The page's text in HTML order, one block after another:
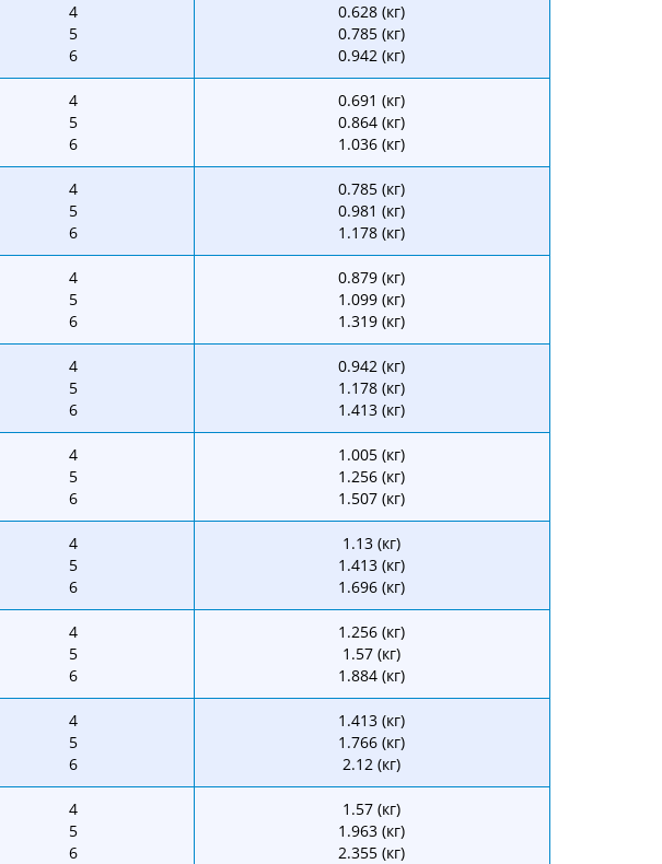
4
5
6
0.628 (кг)
0.785 (кг)
0.942 (кг)
4
5
6
0.691 (кг)
0.864 (кг)
1.036 (кг)
4
5
6
0.785 (кг)
0.981 (кг)
1.178 (кг)
4
5
6
0.879 (кг)
1.099 (кг)
1.319 (кг)
4
5
6
0.942 (кг)
1.178 (кг)
1.413 (кг)
4
5
6
1.005 (кг)
1.256 (кг)
1.507 (кг)
4
5
6
1.13 (кг)
1.413 (кг)
1.696 (кг)
4
5
6
1.256 (кг)
1.57 (кг)
1.884 (кг)
4
5
6
1.413 (кг)
1.766 (кг)
2.12 (кг)
4
5
6
1.57 (кг)
1.963 (кг)
2.355 (кг)